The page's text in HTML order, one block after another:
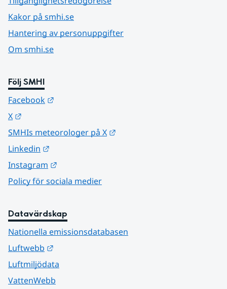
Kakor på smhi.se
Hantering av personuppgifter
Om smhi.se
Följ SMHI
Facebook
X
SMHIs meteorologer på X
Linkedin
Instagram
Policy för sociala medier
Datavärdskap
Nationella emissionsdatabasen
Luftwebb
Luftmiljödata
VattenWebb